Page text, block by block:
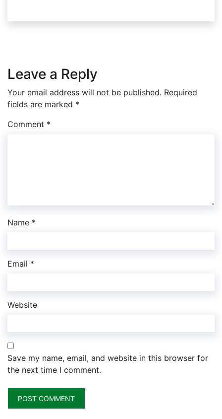
Leave a Reply
Your email address will not be published. Required
fields are marked *
Comment *
Name *
Email *
Website
Save my name, email, and website in this browser for
the next time I comment.